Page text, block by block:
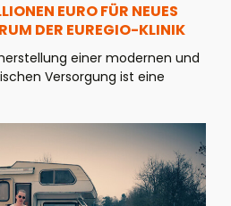
EURO FÜR NEUES
DER EUREGIO-KLINIK
einer modernen und
Versorgung ist eine